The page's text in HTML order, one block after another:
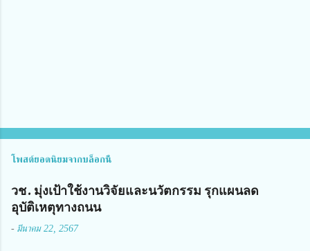
โพสต์ยอดนิยมจากบล็อกนี้
วช. มุ่งเป้าใช้งานวิจัยและนวัตกรรม รุกแผนลด
อุบัติเหตุทางถนน
- มีนาคม 22, 2567